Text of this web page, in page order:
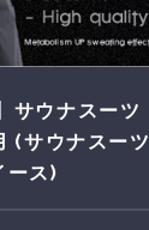
サウナスーツ
(サウナスー
ース)